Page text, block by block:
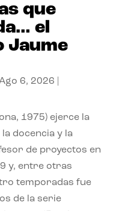
que
el
Jaume
6, 2026
1975) ejerce la
docencia y la
de proyectos en
y, entre otras
temporadas fue
de la serie